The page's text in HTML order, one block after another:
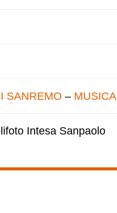
SANREMO – MUSICA
Intesa Sanpaolo